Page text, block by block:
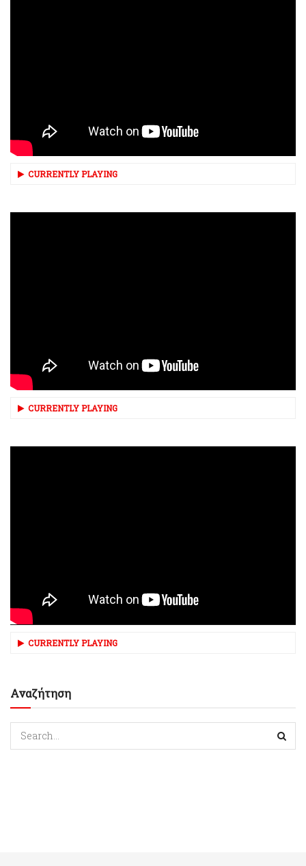
CURRENTLY PLAYING
CURRENTLY PLAYING
CURRENTLY PLAYING
Αναζήτηση